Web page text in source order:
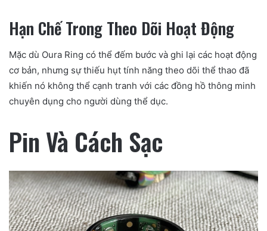
Hạn Chế Trong Theo Dõi Hoạt Động
Mặc dù Oura Ring có thể đếm bước và ghi lại các hoạt động
cơ bản, nhưng sự thiếu hụt tính năng theo dõi thể thao đã
khiến nó không thể cạnh tranh với các đồng hồ thông minh
chuyên dụng cho người dùng thể dục.
Pin Và Cách Sạc